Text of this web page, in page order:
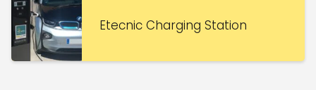
Etecnic Charging Station